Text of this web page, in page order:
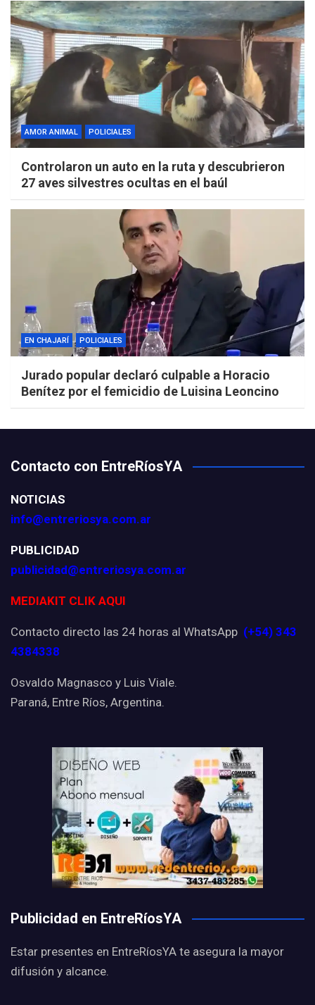
AMOR ANIMAL POLICIALES
Controlaron un auto en la ruta y descubrieron
27 aves silvestres ocultas en el baúl
EN CHAJARÍ POLICIALES
Jurado popular declaró culpable a Horacio
Benítez por el femicidio de Luisina Leoncino
Contacto con EntreRíosYA
NOTICIAS
info@entreriosya.com.ar
PUBLICIDAD
publicidad@entreriosya.com.ar
MEDIAKIT CLIK AQUI
Contacto directo las 24 horas al WhatsApp (+54) 343
4384338
Osvaldo Magnasco y Luis Viale.
Paraná, Entre Ríos, Argentina.
Publicidad en EntreRíosYA
Estar presentes en EntreRíosYA te asegura la mayor
difusión y alcance.